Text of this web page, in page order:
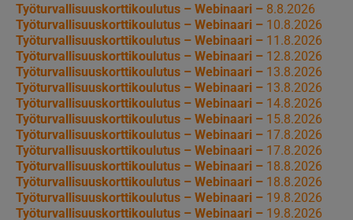
Työturvallisuuskorttikoulutus – Webinaari – 8.8.2026
Työturvallisuuskorttikoulutus – Webinaari – 10.8.2026
Työturvallisuuskorttikoulutus – Webinaari – 11.8.2026
Työturvallisuuskorttikoulutus – Webinaari – 12.8.2026
Työturvallisuuskorttikoulutus – Webinaari – 13.8.2026
Työturvallisuuskorttikoulutus – Webinaari – 13.8.2026
Työturvallisuuskorttikoulutus – Webinaari – 14.8.2026
Työturvallisuuskorttikoulutus – Webinaari – 15.8.2026
Työturvallisuuskorttikoulutus – Webinaari – 17.8.2026
Työturvallisuuskorttikoulutus – Webinaari – 17.8.2026
Työturvallisuuskorttikoulutus – Webinaari – 18.8.2026
Työturvallisuuskorttikoulutus – Webinaari – 18.8.2026
Työturvallisuuskorttikoulutus – Webinaari – 19.8.2026
Työturvallisuuskorttikoulutus – Webinaari – 19.8.2026